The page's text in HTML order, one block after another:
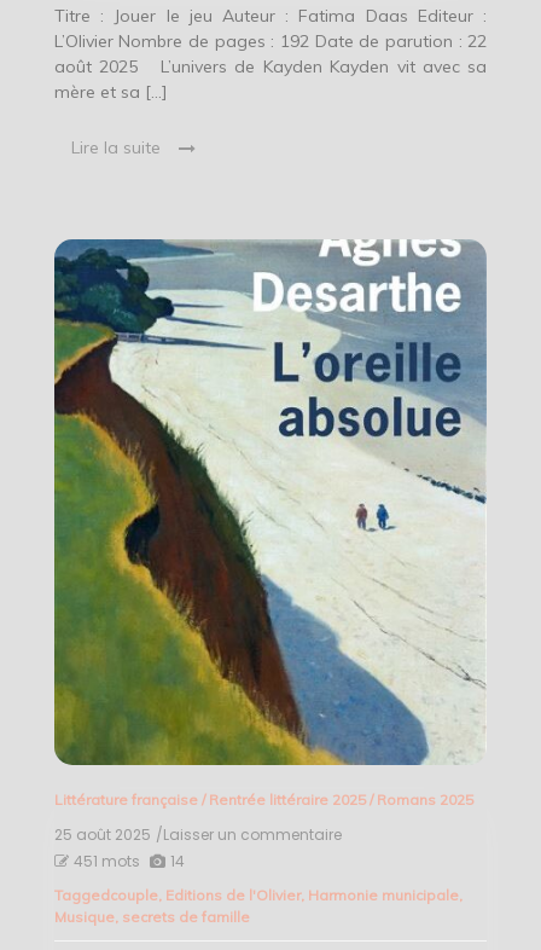
Titre : Jouer le jeu Auteur : Fatima Daas Editeur :
L’Olivier Nombre de pages : 192 Date de parution : 22
août 2025 L’univers de Kayden Kayden vit avec sa
mère et sa […]
Lire la suite
Littérature française/ Rentrée littéraire 2025/ Romans 2025
25 août 2025 /Laisser un commentaireon
–
451 mots 14
Taggedcouple, Editions de l'Olivier, Harmonie municipale,
Musique, secrets de famille